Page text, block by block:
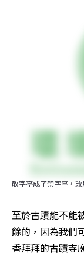
敬字亭成了禁字亭，
至於古蹟能不能
餘的，因為我們
香拜拜的古蹟寺